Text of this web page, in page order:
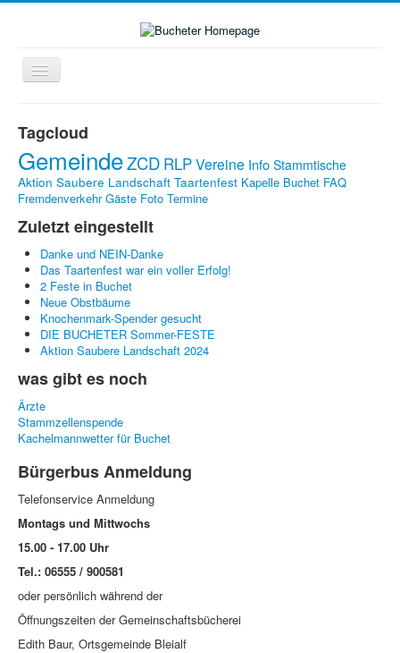
Navigation
an/aus
Zukunft-Check-Dorf
Dorfleben
LINKS
Kontakte
Impressum
Bildergalerie
Tagcloud
GemeindeZCD RLPVereine Info Stammtische
Aktion Saubere Landschaft Taartenfest Kapelle Buchet FAQ
Fremdenverkehr Gäste Foto Termine
Zuletzt eingestellt
Danke und NEIN-Danke
Das Taartenfest war ein voller Erfolg!
2 Feste in Buchet
Neue Obstbäume
Knochenmark-Spender gesucht
DIE BUCHETER Sommer-FESTE
Aktion Saubere Landschaft 2024
was gibt es noch
Ärzte
Stammzellenspende
Kachelmannwetter für Buchet
Bürgerbus Anmeldung
Telefonservice Anmeldung
Montags und Mittwochs
15.00 - 17.00 Uhr
Tel.: 06555 / 900581
oder persönlich während der
Öffnungszeiten der Gemeinschaftsbücherei
Edith Baur, Ortsgemeinde Bleialf